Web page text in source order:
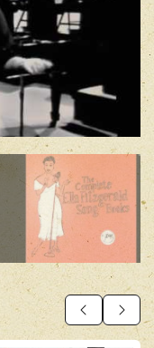
проходят